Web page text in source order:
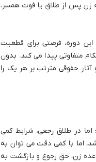
زن پس از طلاق یا فوت همسر،
دوره، فرصتی برای قطعیت
متفاوتی پیدا می کند. بدون
حقوقی مترتب بر هر یک را
در طلاق رجعی، شرایط کمی
اما با کمی دقت می توان به
زن، حق رجوع و بازگشت به